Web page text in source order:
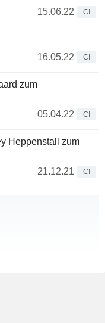
15.06.22
CI
16.05.22
CI
zum
05.04.22
CI
Heppenstall zum
21.12.21
CI